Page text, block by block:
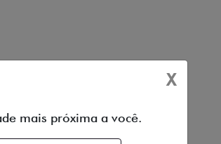
FICHA TÉCNICA
X
mais próxima a você.